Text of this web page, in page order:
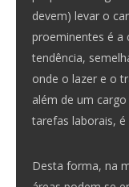
devem) levar o
proeminentes é a
tendência,
onde o lazer e o
além de um
tarefas laborais,
Desta forma, na